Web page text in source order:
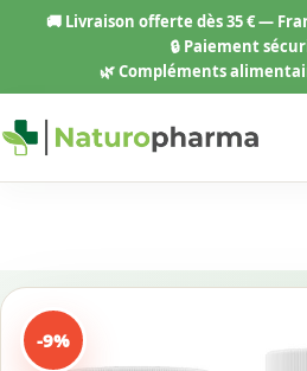
🚚 Livraison offerte dès 35 € —
🔒 Paiement
🌿 Compléments
-9%